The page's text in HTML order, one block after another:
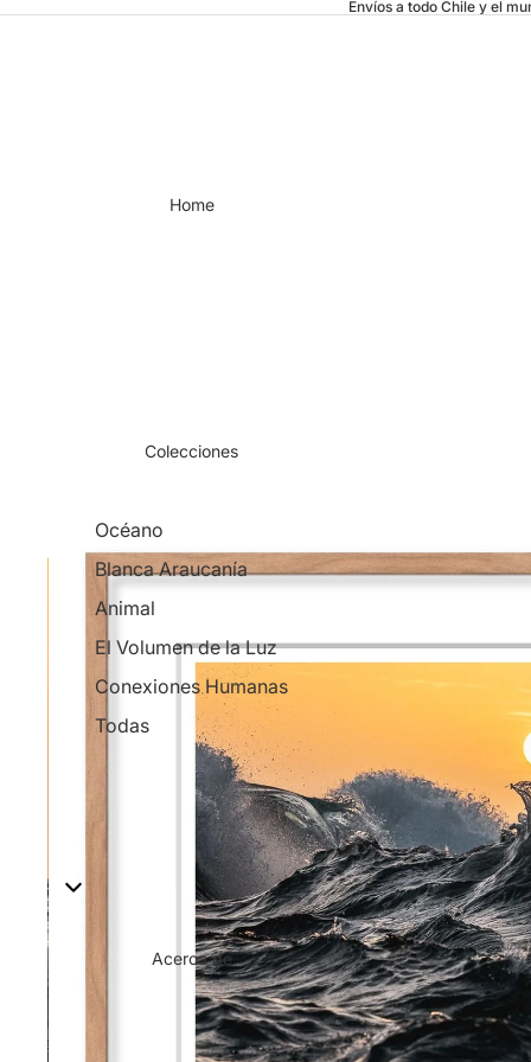
Envíos a todo Chile y el
Home
Colecciones
Océano
Blanca Araucanía
Animal
El Volumen de la Luz
Conexiones Humanas
Todas
Acerca de